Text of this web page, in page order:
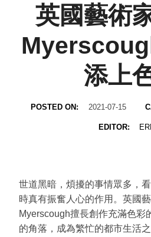
英國藝術
添上
POSTED ON: 2021-07-15
EDITOR:
世道黑暗，煩擾的事情眾多，
時真有振奮人心的作用。英國
Myerscough擅長創作充滿色彩
的角落，成為繁忙的都市生活